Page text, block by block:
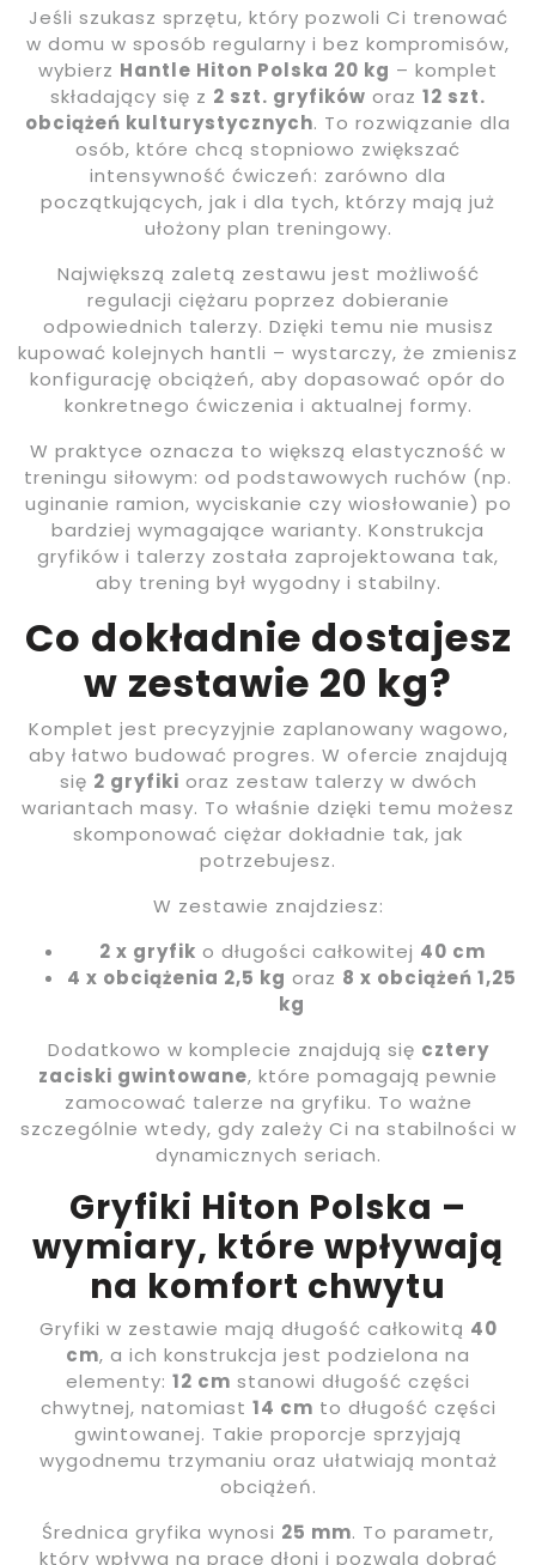
Jeśli szukasz sprzętu, który pozwoli Ci trenować
w domu w sposób regularny i bez kompromisów,
wybierz Hantle Hiton Polska 20 kg – komplet
składający się z 2 szt. gryfików oraz 12 szt.
obciążeń kulturystycznych. To rozwiązanie dla
osób, które chcą stopniowo zwiększać
intensywność ćwiczeń: zarówno dla
początkujących, jak i dla tych, którzy mają już
ułożony plan treningowy.
Największą zaletą zestawu jest możliwość
regulacji ciężaru poprzez dobieranie
odpowiednich talerzy. Dzięki temu nie musisz
kupować kolejnych hantli – wystarczy, że zmienisz
konfigurację obciążeń, aby dopasować opór do
konkretnego ćwiczenia i aktualnej formy.
W praktyce oznacza to większą elastyczność w
treningu siłowym: od podstawowych ruchów (np.
uginanie ramion, wyciskanie czy wiosłowanie) po
bardziej wymagające warianty. Konstrukcja
gryfików i talerzy została zaprojektowana tak,
aby trening był wygodny i stabilny.
Co dokładnie dostajesz
w zestawie 20 kg?
Komplet jest precyzyjnie zaplanowany wagowo,
aby łatwo budować progres. W ofercie znajdują
się 2 gryfiki oraz zestaw talerzy w dwóch
wariantach masy. To właśnie dzięki temu możesz
skomponować ciężar dokładnie tak, jak
potrzebujesz.
W zestawie znajdziesz:
2 x gryfik o długości całkowitej 40 cm
4 x obciążenia 2,5 kg oraz 8 x obciążeń 1,25
kg
Dodatkowo w komplecie znajdują się cztery
zaciski gwintowane, które pomagają pewnie
zamocować talerze na gryfiku. To ważne
szczególnie wtedy, gdy zależy Ci na stabilności w
dynamicznych seriach.
Gryfiki Hiton Polska –
wymiary, które wpływają
na komfort chwytu
Gryfiki w zestawie mają długość całkowitą 40
cm, a ich konstrukcja jest podzielona na
elementy: 12 cm stanowi długość części
chwytnej, natomiast 14 cm to długość części
gwintowanej. Takie proporcje sprzyjają
wygodnemu trzymaniu oraz ułatwiają montaż
obciążeń.
Średnica gryfika wynosi 25 mm. To parametr,
który wpływa na pracę dłoni i pozwala dobrać